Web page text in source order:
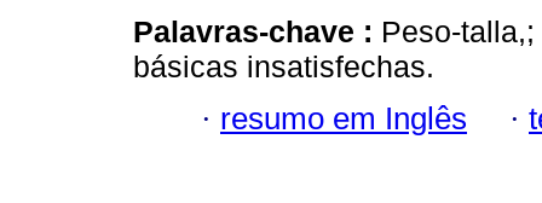
Palavras-chave : Peso-
básicas insatisfechas.
· resumo em Inglês ·